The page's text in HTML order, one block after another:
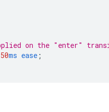
on the "enter"
ms ease ;